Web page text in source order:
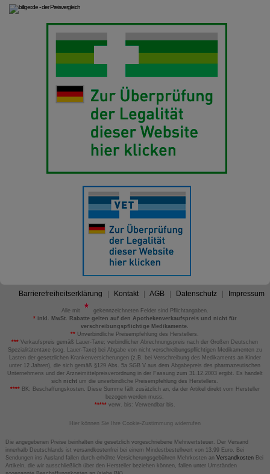
Barrierefreiheitserklärung Kontakt AGB Datenschutz Impressum
Alle mit
gekennzeichneten Felder sind Pflichtangaben.
*inkl. MwSt. Rabatte gelten auf den Apothekenverkaufspreis und nicht für
verschreibungspflichtige Medikamente.
** Unverbindliche Preisempfehlung des Herstellers.
*** Verkaufspreis gemäß Lauer-Taxe; verbindlicher Abrechnungspreis nach der Großen Deutschen
Spezialitätentaxe (sog. Lauer-Taxe) bei Abgabe von nicht verschreibungspflichtigen Medikamenten zu
Lasten der gesetzlichen Krankenversicherungen (z.B. bei Verschreibung des Medikaments an Kinder
unter 12 Jahren), die sich gemäß §129 Abs. 5a SGB V aus dem Abgabepreis des pharmazeutischen
Unternehmens und der Arzneimittelpreisverordnung in der Fassung zum 31.12.2003 ergibt. Es handelt
sich nicht um die unverbindliche Preisempfehlung des Herstellers.
****BK: Beschaffungskosten. Diese Summe fällt zusätzlich an, da der Artikel direkt vom Hersteller
bezogen werden muss.
*****verw. bis: Verwendbar bis.
Hier können Sie Ihre Cookie-Zustimmung widerrufen
Die angegebenen Preise beinhalten die gesetzlich vorgeschriebene Mehrwertsteuer. Der Versand
innerhalb Deutschlands ist versandkostenfrei bei einem Mindestbestellwert von 13,99 Euro. Bei
Sendungen ins Ausland fallen durch erhöhte Versicherungsgebühren Mehrkosten an VersandkostenBei
Artikeln, die wir ausschließlich über den Hersteller beziehen können, fallen unter Umständen